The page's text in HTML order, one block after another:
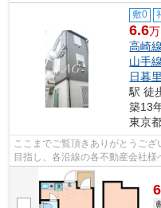
敷0
6.6
高崎線
山手線
日暮
駅 徒
築13
東京
ここまでご覧頂きありがとうご
目指し、各沿線の各不動産会社
様へ提供しております！最新の情